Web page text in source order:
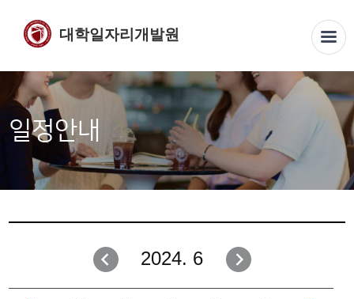
대학일자리개발원
일정안내
2024. 6